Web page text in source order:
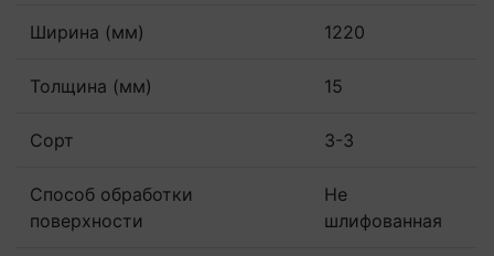
Ширина (мм) 1220
Толщина (мм) 15
Сорт 3-3
Способ обработки
поверхности
Не
шлифованная